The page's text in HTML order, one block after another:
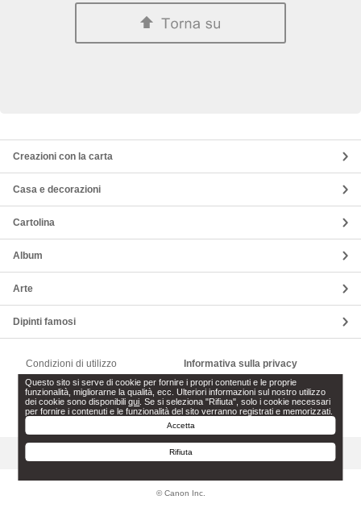
Questo sito si serve di cookie per fornire i propri contenuti e le proprie
funzionalità, migliorarne la qualità, ecc. Ulteriori informazioni sul nostro utilizzo
dei cookie sono disponibiliqui . Se si seleziona "Rifiuta", solo i cookie necessari
per fornire i contenuti e le funzionalità del sito verranno registrati e memorizzati.
Accetta
Rifiuta
Creazioni con la carta
Casa e decorazioni
Cartolina
Album
Arte
Dipinti famosi
Condizioni di utilizzo Informativa sulla privacy
Impostazioni dei cookie Informazioni sulla licenza software
Contattateci
Torna su
© Canon Inc.